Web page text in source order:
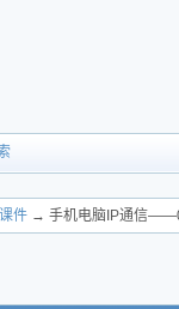
件 → 手机电脑IP通信